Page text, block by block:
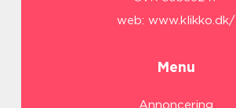
web: www.klikko.dk/
Menu
Annoncering